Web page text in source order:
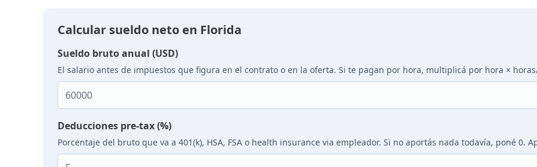
Calcular sueldo neto en Florida
Sueldo bruto anual (USD)
El salario antes de impuestos que figura en el contrato o en la oferta. Si te pagan por hora, multiplicá por hora ×
Deducciones pre-tax (%)
Porcentaje del bruto que va a 401(k), HSA, FSA o health insurance via empleador. Si no aportás nada todavía, poné 0.